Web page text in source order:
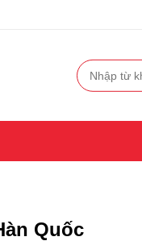
Quốc